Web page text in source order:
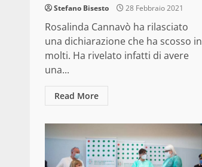
Stefano Bisesto 28 Febbraio 2021
Rosalinda Cannavò ha rilasciato
una dichiarazione che ha scosso in
molti. Ha rivelato infatti di avere
una...
Read More